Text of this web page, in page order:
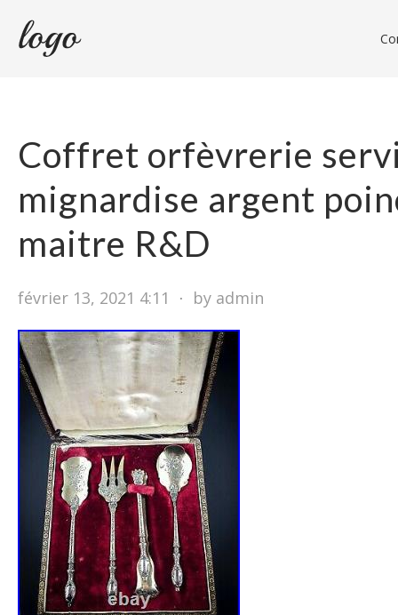
Coffret orfèvrerie
mignardise argent
maitre R&D
février 13, 2021 4:11 ⋅ by admin